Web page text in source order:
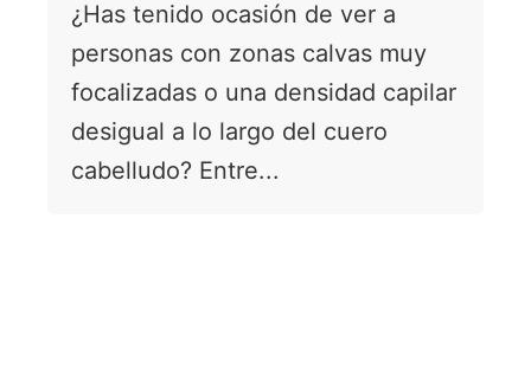
¿Has tenido ocasión de ver a
personas con zonas calvas muy
focalizadas o una densidad capilar
desigual a lo largo del cuero
cabelludo? Entre...